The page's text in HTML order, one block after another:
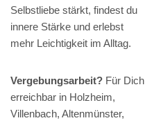
Selbstliebe stärkt, findest du
innere Stärke und erlebst
mehr Leichtigkeit im Alltag.
Vergebungsarbeit? Für Dich
erreichbar in Holzheim,
Villenbach, Altenmünster,